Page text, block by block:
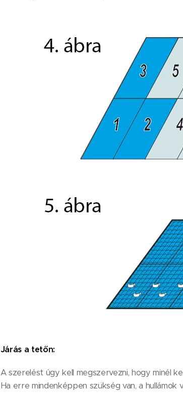
Járás a tetőn:
A szerelést úgy kell megszervezni, hogy minél
Ha erre mindenképpen szükség van, a hullámok